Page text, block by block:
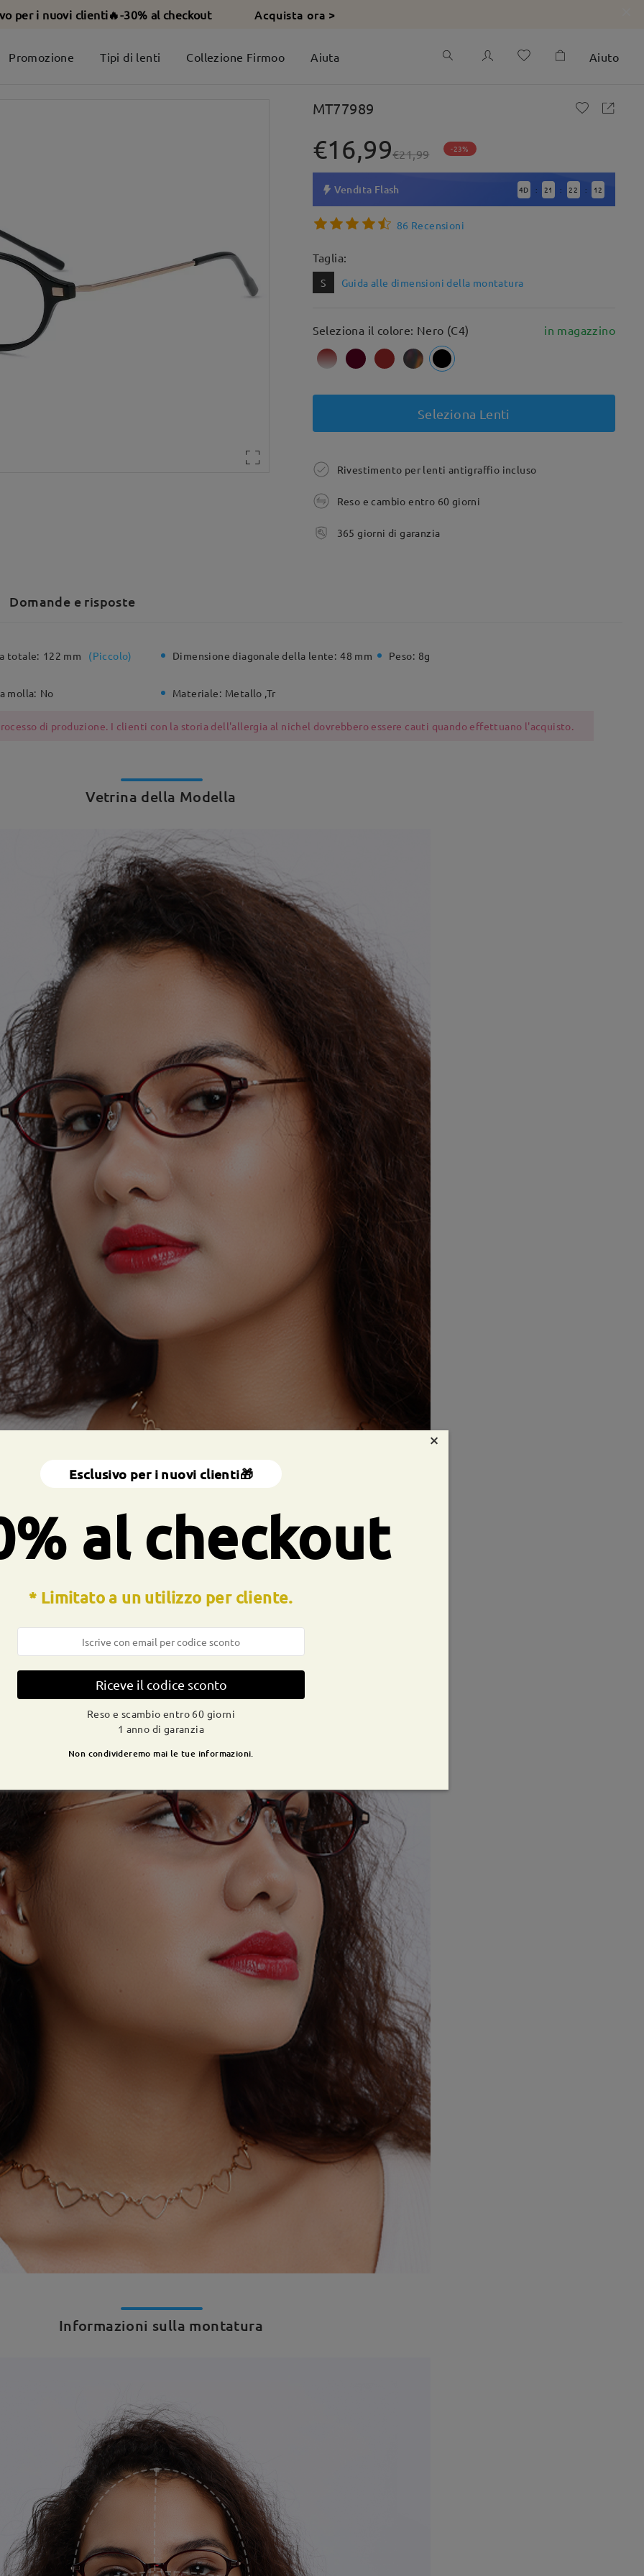
per i nuovi clienti🔥-30% al checkout Acquista ora >
Promozione Tipi di lenti Collezione Firmoo Aiuta Aiuto
MT77989
€16,99€21,99 -23%
Vendita Flash 4D : 21 : 22 : 10
86 Recensioni
Taglia:
S Guida alle dimensioni della montatura
Seleziona il colore: Nero (C4) in magazzino
Seleziona Lenti
Rivestimento per lenti antigraffio incluso
Reso e cambio entro 60 giorni
365 giorni di garanzia
Domande e risposte
totale: 122 mm (Piccolo) Dimensione diagonale della lente: 48 mm Peso: 8g
molla: No Materiale: Metallo ,Tr
di produzione. I clienti con la storia dell'allergia al nichel dovrebbero essere cauti quando effettuano l'acquisto.
Vetrina della Modella
Informazioni sulla montatura
×
Esclusivo per i nuovi clienti🎁
al checkout
* Limitato a un utilizzo per cliente.
Riceve il codice sconto
Reso e scambio entro 60 giorni
1 anno di garanzia
Non condivideremo mai le tue informazioni.